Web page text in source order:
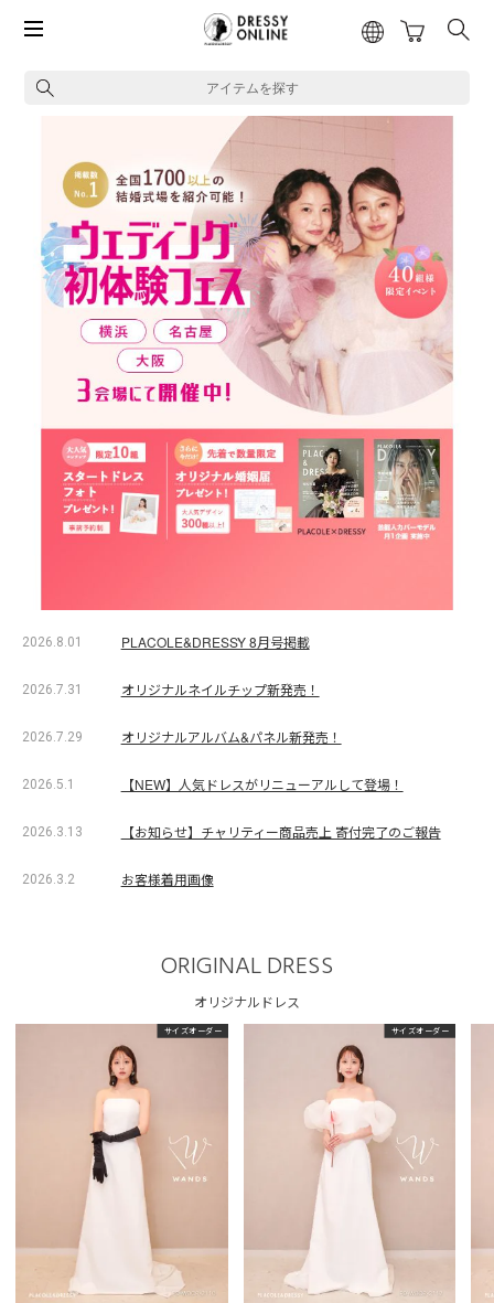
アイテムを探す
2026.8.01 PLACOLE&DRESSY 8月号掲載
2026.7.31 オリジナルネイルチップ新発売！
2026.7.29 オリジナルアルバム&パネル新発売！
2026.5.1 【NEW】人気ドレスがリニューアルして登場！
2026.3.13 【お知らせ】チャリティー商品売上 寄付完了のご報告
2026.3.2 お客様着用画像
ORIGINAL DRESS
オリジナルドレス
サイズオーダー サイズオーダー